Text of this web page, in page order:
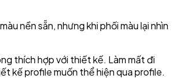
nền sẵn, nhưng khi phối màu lại nhìn
thích hợp với thiết kế. Làm mất đi
kế profile muốn thể hiện qua profile.